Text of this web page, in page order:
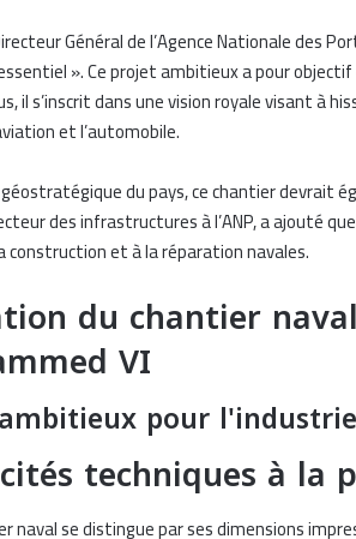
Général de l’Agence Nationale des
». Ce projet ambitieux a pour
il s’inscrit dans une vision royale visant à
et l’automobile.
du pays, ce chantier devrait
des infrastructures à l’ANP, a ajouté
construction et à la réparation navales.
du chantier
VI
pour
techniques à
naval se distingue par ses dimensions